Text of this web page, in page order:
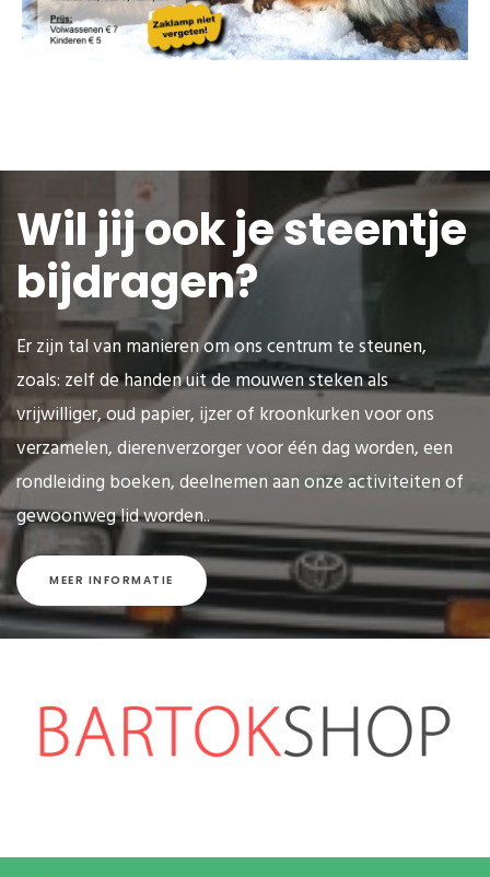
Wil jij ook je steentje
bijdragen?
Er zijn tal van manieren om ons centrum te steunen,
zoals: zelf de handen uit de mouwen steken als
vrijwilliger, oud papier, ijzer of kroonkurken voor ons
verzamelen, dierenverzorger voor één dag worden, een
rondleiding boeken, deelnemen aan onze activiteiten of
gewoonweg lid worden..
MEER INFORMATIE